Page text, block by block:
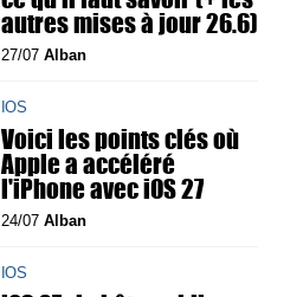
autres mises à jour 26.6)
27/07 Alban
IOS
Voici les points clés où
Apple a accéléré
l'iPhone avec iOS 27
24/07 Alban
IOS